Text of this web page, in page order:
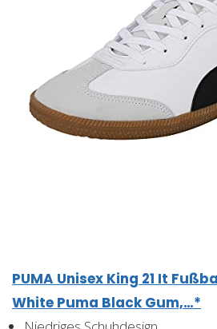
PUMA Unisex King 21 It
White Puma Black Gum,…*